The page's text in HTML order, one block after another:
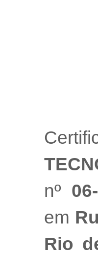
nº
em
Rio